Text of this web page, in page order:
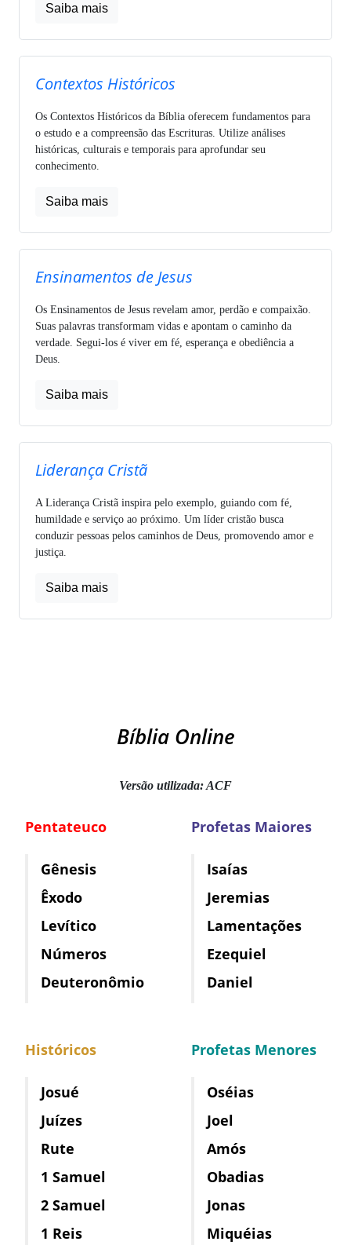
Saiba mais
Contextos Históricos
Os Contextos Históricos da Bíblia oferecem fundamentos para
o estudo e a compreensão das Escrituras. Utilize análises
históricas, culturais e temporais para aprofundar seu
conhecimento.
Saiba mais
Ensinamentos de Jesus
Os Ensinamentos de Jesus revelam amor, perdão e compaixão.
Suas palavras transformam vidas e apontam o caminho da
verdade. Segui-los é viver em fé, esperança e obediência a
Deus.
Saiba mais
Liderança Cristã
A Liderança Cristã inspira pelo exemplo, guiando com fé,
humildade e serviço ao próximo. Um líder cristão busca
conduzir pessoas pelos caminhos de Deus, promovendo amor e
justiça.
Saiba mais
Bíblia Online
Versão utilizada: ACF
Pentateuco
Gênesis
Êxodo
Levítico
Números
Deuteronômio
Históricos
Josué
Juízes
Rute
1 Samuel
2 Samuel
1 Reis
Profetas Maiores
Isaías
Jeremias
Lamentações
Ezequiel
Daniel
Profetas Menores
Oséias
Joel
Amós
Obadias
Jonas
Miquéias